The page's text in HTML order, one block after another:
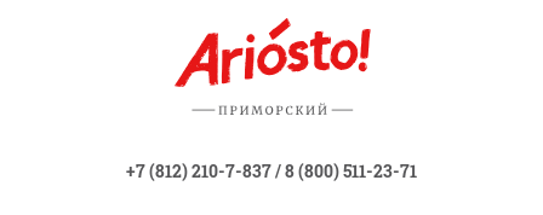
+7 (812) 210-7-837/8 (800) 511-23-71